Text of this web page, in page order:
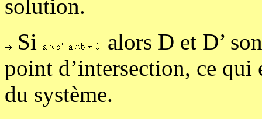
solution.
Si
alors D et D’
point d’intersection, ce
du système.